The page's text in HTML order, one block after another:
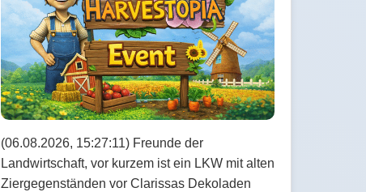
(06.08.2026, 15:27:11) Freunde der
Landwirtschaft, vor kurzem ist ein LKW mit alten
Ziergegenständen vor Clarissas Dekoladen